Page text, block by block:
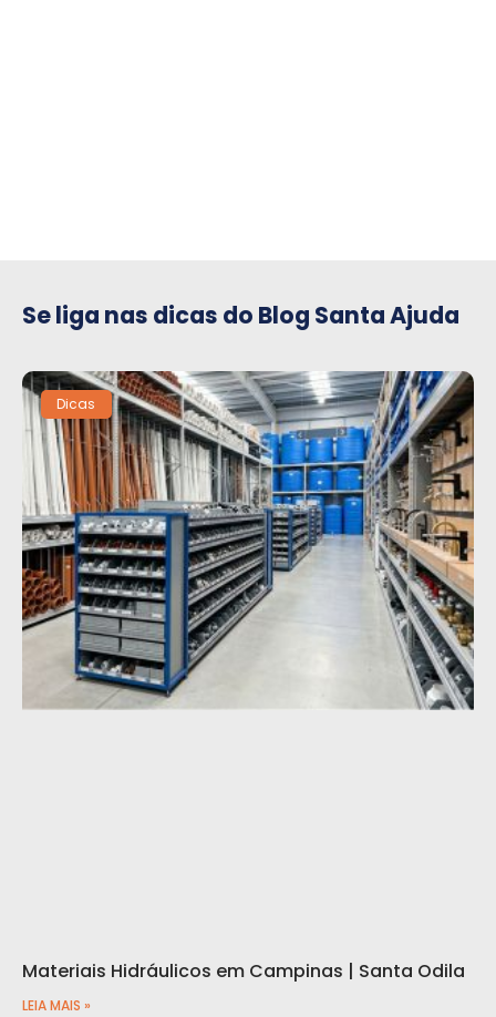
Se liga nas dicas do Blog Santa Ajuda
Dicas
Materiais Hidráulicos em Campinas | Santa Odila
LEIA MAIS »